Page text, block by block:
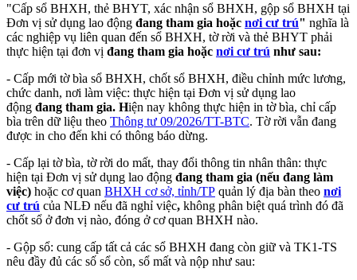
"Cấp sổ BHXH, thẻ BHYT, xác nhận sổ BHXH, gộp sổ BHXH tại
Đơn vị sử dụng lao động đang tham gia hoặc nơi cư trú" nghĩa là
các nghiệp vụ liên quan đến sổ BHXH, tờ rời và thẻ BHYT phải
thực hiện tại đơn vị đang tham gia hoặc nơi cư trú như sau:
- Cấp mới tờ bìa sổ BHXH, chốt sổ BHXH, điều chỉnh mức lương,
chức danh, nơi làm việc: thực hiện tại Đơn vị sử dụng lao
động đang tham gia. Hiện nay không thực hiện in tờ bìa, chỉ cấp
bìa trên dữ liệu theo Thông tư 09/2026/TT-BTC. Tờ rời vẫn đang
được in cho đến khi có thông báo dừng.
- Cấp lại tờ bìa, tờ rời do mất, thay đổi thông tin nhân thân: thực
hiện tại Đơn vị sử dụng lao động đang tham gia (nếu đang làm
việc) hoặc cơ quan BHXH cơ sở, tỉnh/TP quản lý địa bàn theo nơi
cư trú của NLĐ nếu đã nghỉ việc, không phân biệt quá trình đó đã
chốt sổ ở đơn vị nào, đóng ở cơ quan BHXH nào.
- Gộp sổ: cung cấp tất cả các sổ BHXH đang còn giữ và TK1-TS
nêu đầy đủ các số sổ còn, sổ mất và nộp như sau: